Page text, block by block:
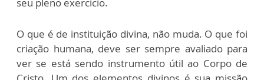
O que é de instituição divina, não muda. O que foi
criação humana, deve ser sempre avaliado para
ver se está sendo instrumento útil ao Corpo de